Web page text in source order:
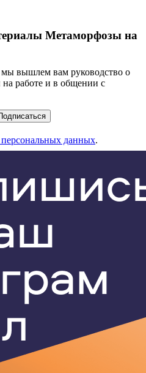
Метаморфозы на
вышлем вам руководство о
на работе и в общении с
персональных данных.